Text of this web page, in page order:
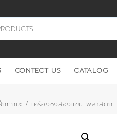
CONTECT US CATALOG
กทักษะ / เครื่องชั่งสองแขน พลาสติก